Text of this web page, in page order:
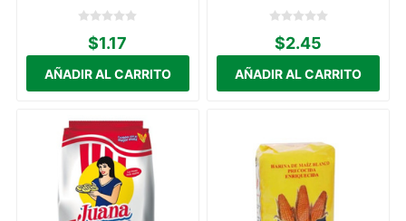
$1.17 $2.45